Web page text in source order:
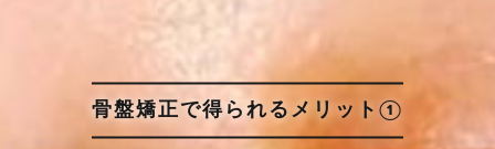
骨盤矯正で得られるメリット①